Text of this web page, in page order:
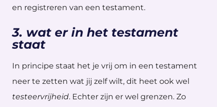
en registreren van een testament.
3. wat er in het testament
staat
In principe staat het je vrij om in een testament
neer te zetten wat jij zelf wilt, dit heet ook wel
testeervrijheid. Echter zijn er wel grenzen. Zo